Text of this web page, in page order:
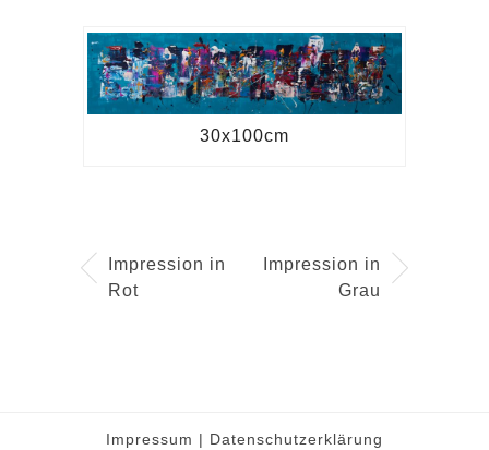
30x100cm
Impression in
Rot
Impression in
Grau
Impressum | Datenschutzerklärung